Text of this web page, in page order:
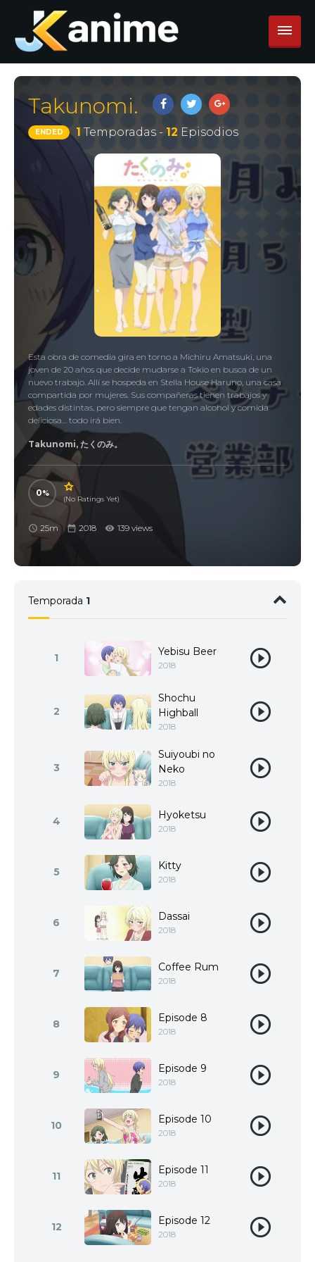
Takunomi.
ENDED 1 Temporadas - 12 Episodios
Esta obra de comedia gira en torno a Michiru Amatsuki, una
joven de 20 años que decide mudarse a Tokio en busca de un
nuevo trabajo. Allí se hospeda en Stella House Haruno, una casa
compartida por mujeres. Sus compañeras tienen trabajos y
edades distintas, pero siempre que tengan alcohol y comida
deliciosa… todo irá bien.
Takunomi, たくのみ。
0
(No Ratings Yet)
25m 2018 139 views
Temporada 1
1 Yebisu Beer
2018
2
Shochu
Highball
2018
3
Suiyoubi no
Neko
2018
4 Hyoketsu
2018
5 Kitty
2018
6 Dassai
2018
7 Coffee Rum
2018
8 Episode 8
2018
9 Episode 9
2018
10 Episode 10
2018
11 Episode 11
2018
12 Episode 12
2018